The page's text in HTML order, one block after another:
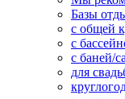
Базы
с общей
с
с баней/
для